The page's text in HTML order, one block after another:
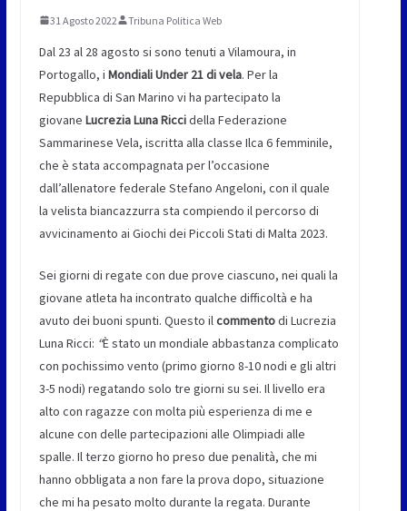
31 Agosto 2022 Tribuna Politica Web
Dal 23 al 28 agosto si sono tenuti a Vilamoura, in
Portogallo, i Mondiali Under 21 di vela. Per la
Repubblica di San Marino vi ha partecipato la
giovane Lucrezia Luna Riccidella Federazione
Sammarinese Vela, iscritta alla classe Ilca 6 femminile,
che è stata accompagnata per l’occasione
dall’allenatore federale Stefano Angeloni, con il quale
la velista biancazzurra sta compiendo il percorso di
avvicinamento ai Giochi dei Piccoli Stati di Malta 2023.
Sei giorni di regate con due prove ciascuno, nei quali la
giovane atleta ha incontrato qualche difficoltà e ha
avuto dei buoni spunti. Questo ilcommentodi Lucrezia
Luna Ricci: “È stato un mondiale abbastanza complicato
con pochissimo vento (primo giorno 8-10 nodi e gli altri
3-5 nodi) regatando solo tre giorni su sei. Il livello era
alto con ragazze con molta più esperienza di me e
alcune con delle partecipazioni alle Olimpiadi alle
spalle. Il terzo giorno ho preso due penalità, che mi
hanno obbligata a non fare la prova dopo, situazione
che mi ha pesato molto durante la regata. Durante